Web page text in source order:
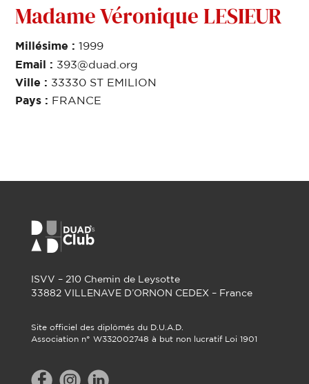
Madame Véronique LESIEUR
Millésime :1999
Email : 393@duad.org
Ville : 33330 ST EMILION
Pays : FRANCE
ISVV – 210 Chemin de Leysotte
33882 VILLENAVE D’ORNON CEDEX – France
Site officiel des diplômés du D.U.A.D.
Association n° W332002748 à but non lucratif Loi 1901